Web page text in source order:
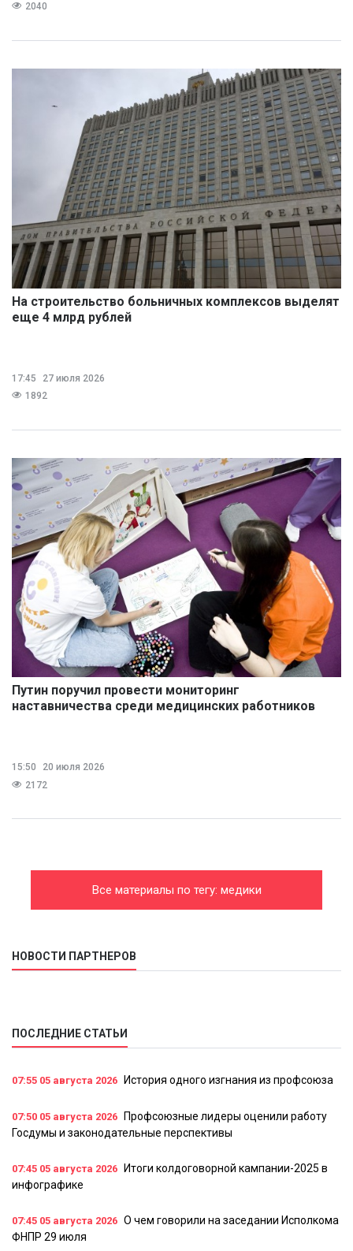
2040
На строительство больничных комплексов выделят
еще 4 млрд рублей
17:45
27 июля 2026
1892
Путин поручил провести мониторинг
наставничества среди медицинских работников
15:50
20 июля 2026
2172
Все материалы по тегу: медики
НОВОСТИ ПАРТНЕРОВ
ПОСЛЕДНИЕ СТАТЬИ
07:55 05 августа 2026 История одного изгнания из профсоюза
07:50 05 августа 2026
Профсоюзные лидеры оценили работу
Госдумы и законодательные перспективы
07:45 05 августа 2026
Итоги колдоговорной кампании-2025 в
инфографике
07:45 05 августа 2026 О чем говорили на заседании Исполкома
ФНПР 29 июля